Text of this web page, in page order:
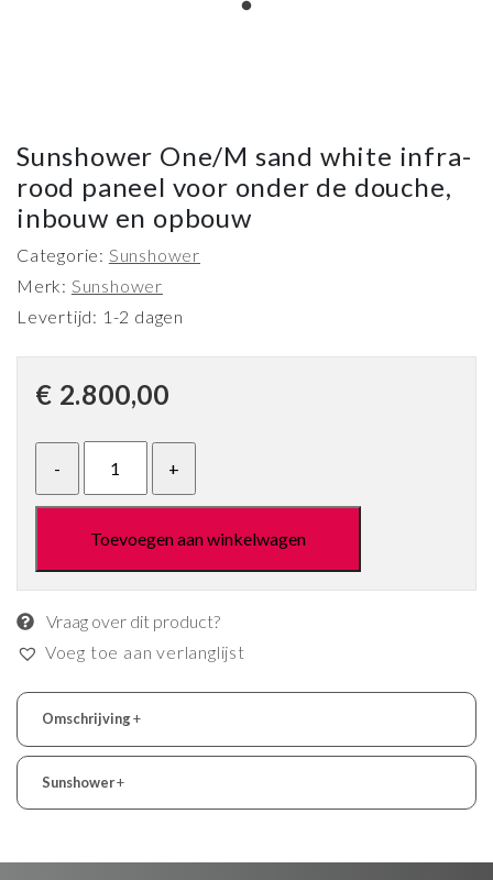
Sunshower One/M sand white infra-
rood paneel voor onder de douche,
inbouw en opbouw
Categorie: Sunshower
Merk: Sunshower
Levertijd: 1-2 dagen
€ 2.800,00
Toevoegen aan winkelwagen
Vraag over dit product?
Voeg toe aan verlanglijst
Omschrijving+
Sunshower+